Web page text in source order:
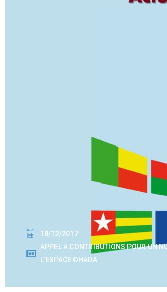
18/12/2017
APPEL A CONTRIBUTIONS POUR UN
L’ESPACE OHADA